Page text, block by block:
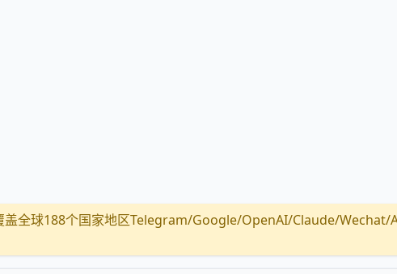
盖全球188个国家地区Telegram/Google/OpenAI/Claude/